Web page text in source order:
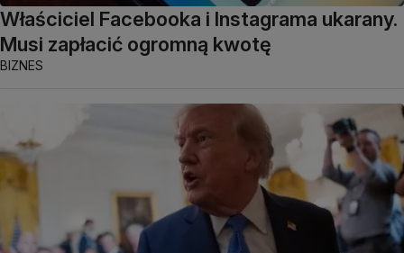
Właściciel Facebooka i Instagrama ukarany.
Musi zapłacić ogromną kwotę
BIZNES